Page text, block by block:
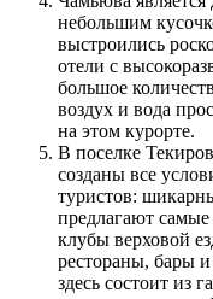
небольшим
выстроились
отели с
большое
воздух и вода
на этом курорте.
В поселке
созданы все
туристов:
предлагают
клубы верховой
рестораны, бары
здесь состоит из